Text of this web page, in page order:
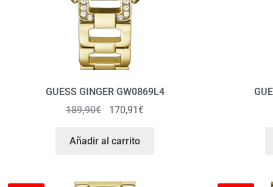
GUESS GINGER GW0869L4
189,90€ 170,91€
Añadir al carrito